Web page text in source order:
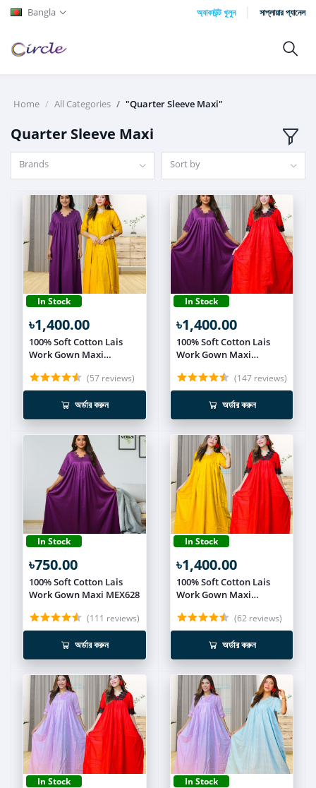
Bangla অ্যাকাউন্ট খুলুন সাপ্লায়ার প্যানেল
Home All Categories "Quarter Sleeve Maxi"
Quarter Sleeve Maxi
Brands Sort by
In Stock
৳1,400.00
100% Soft Cotton Lais
Work Gown Maxi
(57 reviews)
অর্ডার করুন
In Stock
৳1,400.00
100% Soft Cotton Lais
Work Gown Maxi
(147 reviews)
অর্ডার করুন
In Stock
৳750.00
100% Soft Cotton Lais
Work Gown Maxi MEX628
(111 reviews)
অর্ডার করুন
In Stock
৳1,400.00
100% Soft Cotton Lais
Work Gown Maxi
(62 reviews)
অর্ডার করুন
In Stock In Stock